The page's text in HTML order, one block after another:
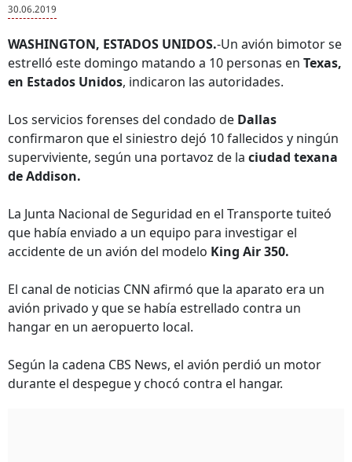
30.06.2019
WASHINGTON, ESTADOS UNIDOS.-Un avión bimotor se
estrelló este domingo matando a 10 personas en Texas,
en Estados Unidos, indicaron las autoridades.
Los servicios forenses del condado de Dallas
confirmaron que el siniestro dejó 10 fallecidos y ningún
superviviente, según una portavoz de la ciudad texana
de Addison.
La Junta Nacional de Seguridad en el Transporte tuiteó
que había enviado a un equipo para investigar el
accidente de un avión del modelo King Air 350.
El canal de noticias CNN afirmó que la aparato era un
avión privado y que se había estrellado contra un
hangar en un aeropuerto local.
Según la cadena CBS News, el avión perdió un motor
durante el despegue y chocó contra el hangar.